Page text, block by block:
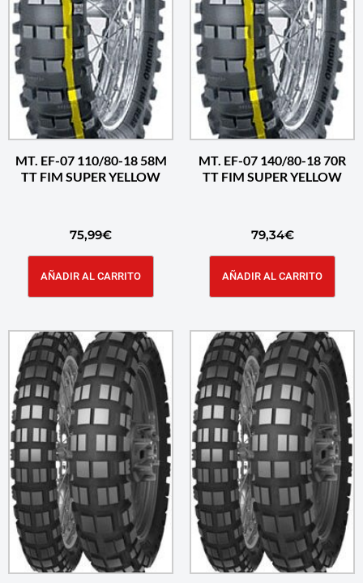
MT. EF-07 110/80-18 58M
TT FIM SUPER YELLOW
75,99€
AÑADIR AL CARRITO
MT. EF-07 140/80-18 70R
TT FIM SUPER YELLOW
79,34€
AÑADIR AL CARRITO